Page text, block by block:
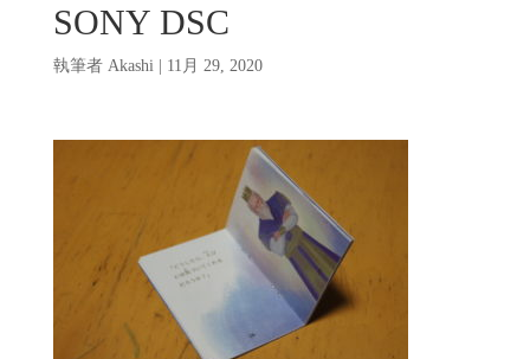
SONY DSC
執筆者 Akashi| 11月 29, 2020